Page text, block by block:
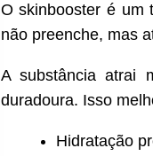
O skinbooster é um
não preenche, mas
A substância atrai
duradoura. Isso
Hidratação